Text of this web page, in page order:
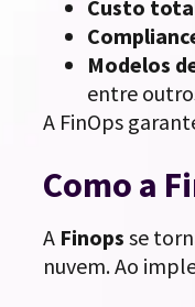
Custo
Modelos
entre
A FinOps
Como a
A Finops se
nuvem. Ao